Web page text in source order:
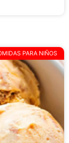
PARA NIÑOS